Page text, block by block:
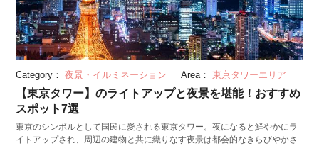
Category： 夜景・イルミネーション Area： 東京タワーエリア
【東京タワー】のライトアップと夜景を堪能！おすすめ
スポット7選
東京のシンボルとして国民に愛される東京タワー。夜になると鮮やかにラ
イトアップされ、周辺の建物と共に織りなす夜景は都会的なきらびやかさ